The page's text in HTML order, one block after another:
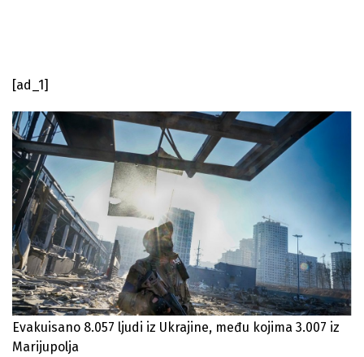
[ad_1]
Evakuisano 8.057 ljudi iz Ukrajine, među kojima 3.007 iz
Marijupolja